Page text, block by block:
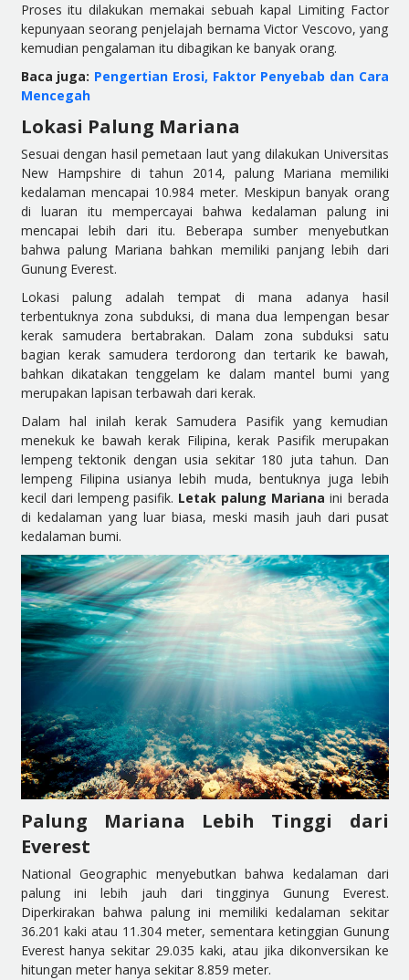
Proses itu dilakukan memakai sebuah kapal Limiting Factor
kepunyaan seorang penjelajah bernama Victor Vescovo, yang
kemudian pengalaman itu dibagikan ke banyak orang.
Baca juga: Pengertian Erosi, Faktor Penyebab dan Cara
Mencegah
Lokasi Palung Mariana
Sesuai dengan hasil pemetaan laut yang dilakukan Universitas
New Hampshire di tahun 2014, palung Mariana memiliki
kedalaman mencapai 10.984 meter. Meskipun banyak orang
di luaran itu mempercayai bahwa kedalaman palung ini
mencapai lebih dari itu. Beberapa sumber menyebutkan
bahwa palung Mariana bahkan memiliki panjang lebih dari
Gunung Everest.
Lokasi palung adalah tempat di mana adanya hasil
terbentuknya zona subduksi, di mana dua lempengan besar
kerak samudera bertabrakan. Dalam zona subduksi satu
bagian kerak samudera terdorong dan tertarik ke bawah,
bahkan dikatakan tenggelam ke dalam mantel bumi yang
merupakan lapisan terbawah dari kerak.
Dalam hal inilah kerak Samudera Pasifik yang kemudian
menekuk ke bawah kerak Filipina, kerak Pasifik merupakan
lempeng tektonik dengan usia sekitar 180 juta tahun. Dan
lempeng Filipina usianya lebih muda, bentuknya juga lebih
kecil dari lempeng pasifik. Letak palung Mariana ini berada
di kedalaman yang luar biasa, meski masih jauh dari pusat
kedalaman bumi.
Palung Mariana Lebih Tinggi dari
Everest
National Geographic menyebutkan bahwa kedalaman dari
palung ini lebih jauh dari tingginya Gunung Everest.
Diperkirakan bahwa palung ini memiliki kedalaman sekitar
36.201 kaki atau 11.304 meter, sementara ketinggian Gunung
Everest hanya sekitar 29.035 kaki, atau jika dikonversikan ke
hitungan meter hanya sekitar 8.859 meter.